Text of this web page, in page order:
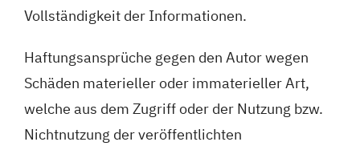
Vollständigkeit der Informationen.
Haftungsansprüche gegen den Autor wegen
Schäden materieller oder immaterieller Art,
welche aus dem Zugriff oder der Nutzung bzw.
Nichtnutzung der veröffentlichten